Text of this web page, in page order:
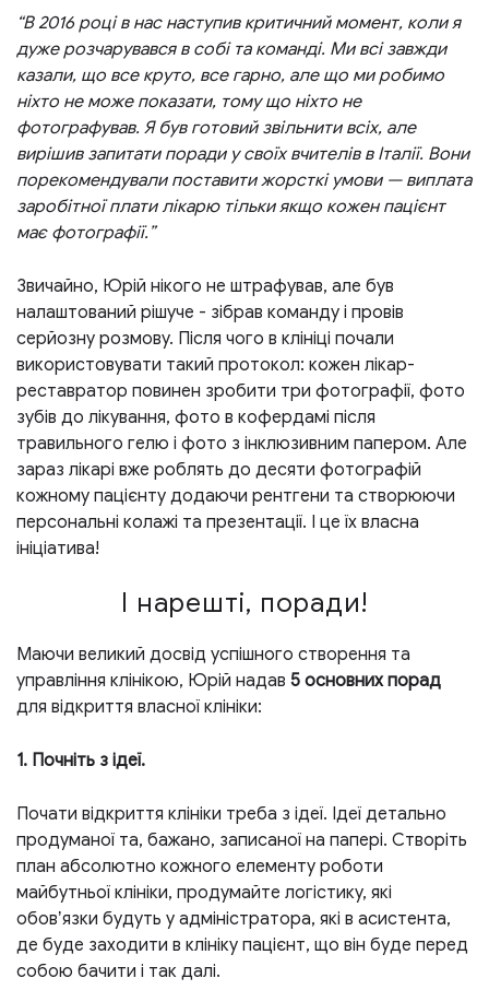
“В 2016 році в нас наступив критичний момент, коли я
дуже розчарувався в собі та команді. Ми всі завжди
казали, що все круто, все гарно, але що ми робимо
ніхто не може показати, тому що ніхто не
фотографував. Я був готовий звільнити всіх, але
вирішив запитати поради у своїх вчителів в Італії. Вони
порекомендували поставити жорсткі умови — виплата
заробітної плати лікарю тільки якщо кожен пацієнт
має фотографії.”
Звичайно, Юрій нікого не штрафував, але був
налаштований рішуче - зібрав команду і провів
серйозну розмову. Після чого в клініці почали
використовувати такий протокол: кожен лікар-
реставратор повинен зробити три фотографії, фото
зубів до лікування, фото в кофердамі після
травильного гелю і фото з інклюзивним папером. Але
зараз лікарі вже роблять до десяти фотографій
кожному пацієнту додаючи рентгени та створюючи
персональні колажі та презентації. І це їх власна
ініціатива!
І нарешті, поради!
Маючи великий досвід успішного створення та
управління клінікою, Юрій надав 5 основних порад
для відкриття власної клініки:
1. Почніть з ідеї.
Почати відкриття клініки треба з ідеї. Ідеї детально
продуманої та, бажано, записаної на папері. Створіть
план абсолютно кожного елементу роботи
майбутньої клініки, продумайте логістику, які
обовʼязки будуть у адміністратора, які в асистента,
де буде заходити в клініку пацієнт, що він буде перед
собою бачити і так далі.